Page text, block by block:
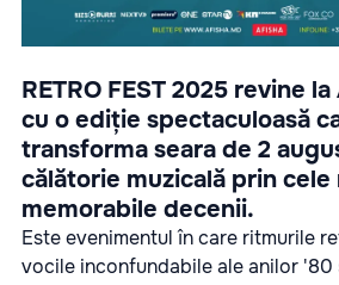
RETRO FEST 2025 revine
cu o ediție spectaculoasă
transforma seara de 2
călătorie muzicală prin cele
memorabile decenii.
Este evenimentul în care ritmurile
vocile inconfundabile ale anilor